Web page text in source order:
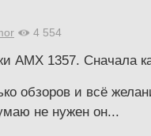
4 554
АМХ 1357. Сначала
обзоров и всё
не нужен он...